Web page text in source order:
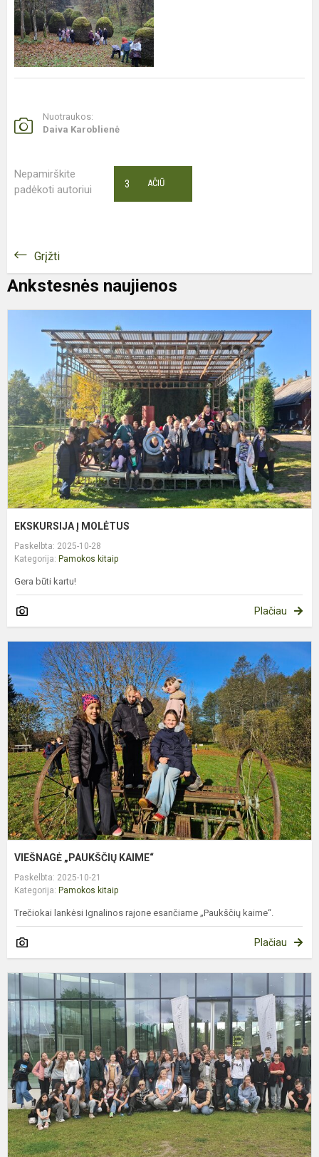
Nuotraukos:
Daiva Karoblienė
Nepamirškite
padėkoti autoriui
AČIŪ
3
Grįžti
Ankstesnės naujienos
EKSKURSIJA Į MOLĖTUS
Paskelbta: 2025-10-28
Kategorija: Pamokos kitaip
Gera būti kartu!
Plačiau
VIEŠNAGĖ „PAUKŠČIŲ KAIME“
Paskelbta: 2025-10-21
Kategorija: Pamokos kitaip
Trečiokai lankėsi Ignalinos rajone esančiame „Paukščių kaime“.
Plačiau